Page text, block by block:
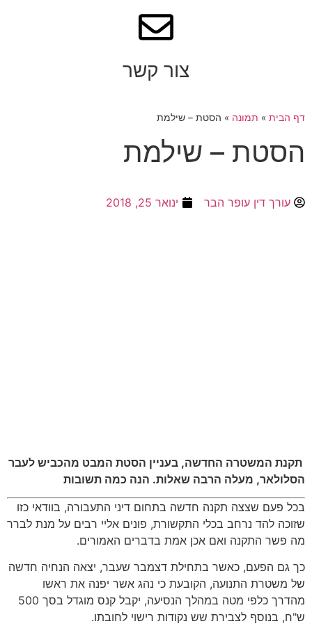
צור קשר
דף הבית » תמונה » הסטת – שילמת
הסטת – שילמת
עורך דין עופר הבר ינואר 25, 2018
תקנת המשטרה החדשה, בעניין הסטת המבט מהכביש לעבר
הסלולאר, מעלה הרבה שאלות. הנה כמה תשובות
בכל פעם שצצה תקנה חדשה בתחום דיני התעבורה, בוודאי כזו
שזוכה להד נרחב בכלי התקשורת, פונים אליי רבים על מנת לברר
מה פשר התקנה ואם אכן אמת בדברים האמורים.
כך גם הפעם, כאשר בתחילת דצמבר שעבר, יצאה הנחיה חדשה
של משטרת התנועה, הקובעת כי נהג אשר יפנה את ראשו
מהדרך כלפי מטה במהלך הנסיעה, יקבל קנס מוגדל בסך 500
ש"ח, בנוסף לצבירת שש נקודות רישוי לחובתו.